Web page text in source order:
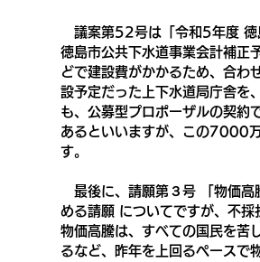
議案第52号は「令和5年度 徳
徳島市公共下水道事業会計補正
どで建設費がかかるため、合
設予定だった上下水道局庁舎を
も、公募型プロポーザルの契約
あるといいますが、この7000
す。
最後に、請願第３号 「物価高
める請願 についてですが、不
物価高騰は、すべての国民を苦
るなど、昨年を上回るペースで